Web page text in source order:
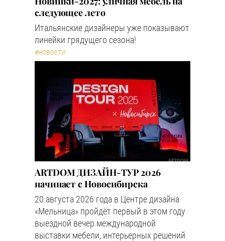
следующее лето
Итальянские дизайнеры уже показывают
линейки грядущего сезона!
#НОВОСТИ
ARTDOM ДИЗАЙН-ТУР 2026
начинает с Новосибирска
20 августа 2026 года в Центре дизайна
«Мельница» пройдёт первый в этом году
выездной вечер международной
выставки мебели, интерьерных решений